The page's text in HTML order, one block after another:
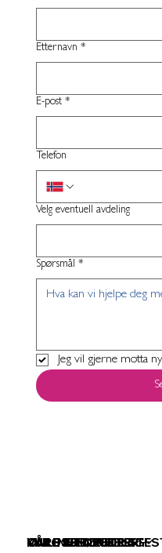
VÅRE TJENESTER
VÅRE PRODUKTER
KURS & FOREDRAG
OM OSS
ONLINE
Etternavn *
E-post *
Telefon
Velg eventuell avdeling
Spørsmål *
Jeg vil gjerne motta